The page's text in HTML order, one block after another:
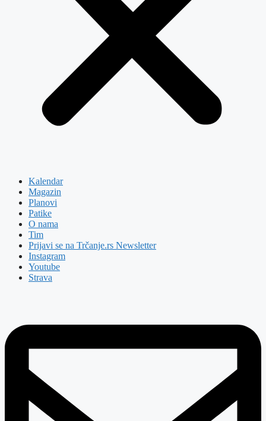
Kalendar
Magazin
Planovi
Patike
O nama
Tim
Prijavi se na Trčanje.rs Newsletter
Instagram
Youtube
Strava